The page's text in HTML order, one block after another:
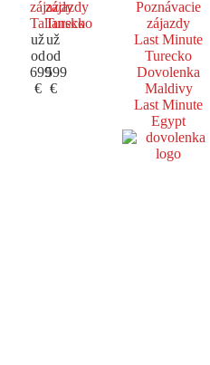
zájazdy
Taliansko
už
od
699
€
zájazdy
Turecko
už
od
599
€
Poznávacie
zájazdy
Last Minute
Turecko
Dovolenka
Maldivy
Last Minute
Egypt